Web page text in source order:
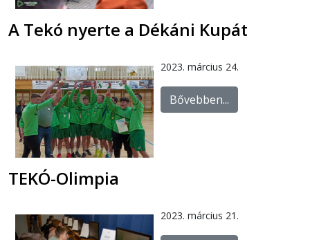
A Tekó nyerte a Dékáni Kupát
2023. március 24.
Bővebben...
TEKÓ-Olimpia
2023. március 21.